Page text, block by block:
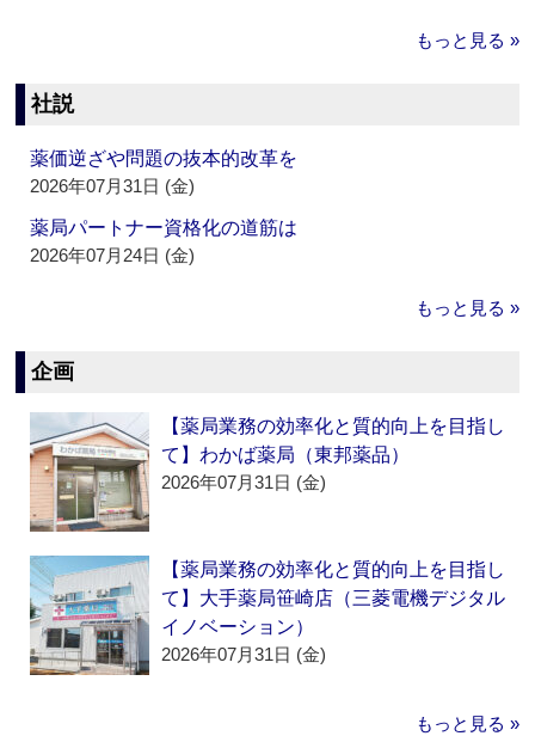
もっと見る »
社説
薬価逆ざや問題の抜本的改革を
2026年07月31日 (金)
薬局パートナー資格化の道筋は
2026年07月24日 (金)
もっと見る »
企画
【薬局業務の効率化と質的向上を目指し
て】わかば薬局（東邦薬品）
2026年07月31日 (金)
【薬局業務の効率化と質的向上を目指し
て】大手薬局笹崎店（三菱電機デジタル
イノベーション）
2026年07月31日 (金)
もっと見る »